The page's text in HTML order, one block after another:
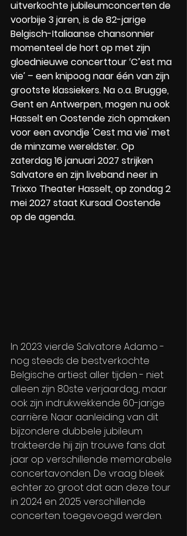
uitverkochte jubileumconcerten de
voorbije 3 jaren, is de 82-jarige
Belgisch-Italiaanse chansonnier
momenteel de hort op met zijn
gloednieuwe concerttour ‘C’est ma
vie’ – een knipoog naar één van zijn
grootste klassiekers. Na o.a. Brugge,
Gent en Antwerpen, mogen nu ook
Hasselt en Oostende zich opmaken
voor een avondje 'Cest ma vie' met
de minzame wereldster. Op
zaterdag 16 januari 2027 strijken
Salvatore en zijn liveband neer in
Trixxo Theater Hasselt, op zondag 2
mei 2027 staat Kursaal Oostende
op de agenda.
In 2023 vierde Salvatore Adamo -
nog steeds de bestverkochte
Belgische artiest aller tijden - niet
alleen zijn 80ste verjaardag, maar
ook zijn indrukwekkende 60-jarige
carrière. Naar aanleiding van dit
bijzondere dubbele jubileum
trakteerde hij zijn trouwe fans dat
jaar op verschillende memorabele
concertavonden. De vraag bleek
echter zo groot dat aan deze tour
in 2024 en 2025 verschillende
concerten toegevoegd werden.